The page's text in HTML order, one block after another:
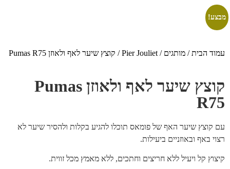
מבצע!
עמוד הבית/ מותגים /
Pier Jouliet/ קוצץ שיער לאף ולאוזן Pumas R75
קוצץ שיער לאף ולאוזן Pumas
R75
עם קוצץ שיער האף של פומאס תוכלו להגיע בקלות ולהסיר שיער לא
רצוי באף ובאוזניים ביעילות.
קיצוץ קל ויעיל ללא חריצים וחתכים, ללא מאמץ מכל זווית.